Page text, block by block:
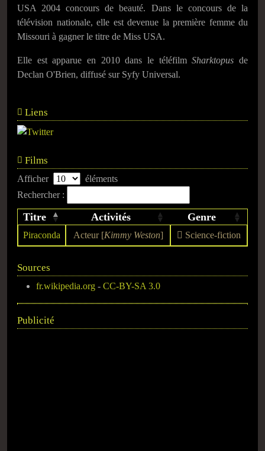
USA 2004 concours de beauté. Dans le concours de la
télévision nationale, elle est devenue la première femme du
Missouri à gagner le titre de Miss USA.
Elle est apparue en 2010 dans le téléfilmSharktopus de
Declan O'Brien, diffusé sur Syfy Universal.
Liens
Films
Afficher
éléments
Rechercher :
Titre Activités Genre
Piraconda Acteur [Kimmy Weston] Science-fiction
Sources
fr.wikipedia.org - CC-BY-SA 3.0
Publicité